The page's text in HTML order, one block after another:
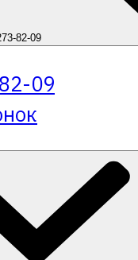
82-09
09